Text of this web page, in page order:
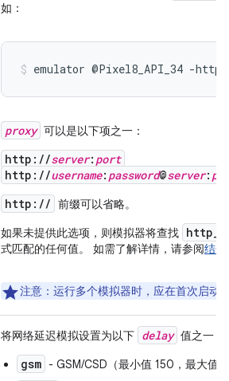
如：
emulator @Pixel8_API_34 -
proxy 可以是以下项之一：
http://server: port
http://username: password@server:
http:// 前缀可以省略。
如果未提供此选项，则模拟器将查找
式匹配的任何值。 如需了解详情，请参阅结
注意 ：运行多个模拟器时，应在首次启动
将网络延迟模拟设置为以下 delay 值之一（
gsm - GSM/CSD（最小值 150，最大值